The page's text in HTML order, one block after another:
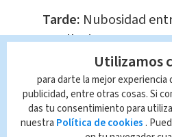
Tarde: Nubosidad
con lluvias.
Noche:Nublado con
Caribe Sur
Utilizamos
para darte la mejor
publicidad, entre otras cosas. Si
das tu consentimiento para
nuestra Política de cookies .